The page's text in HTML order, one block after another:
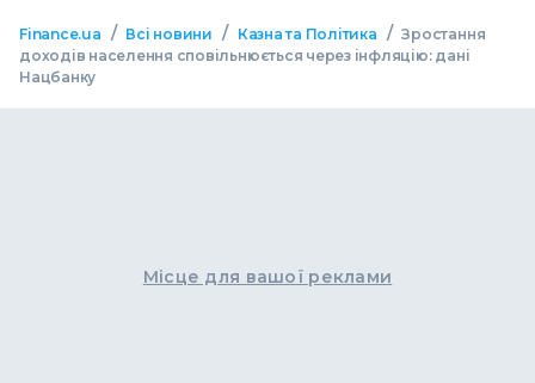
Finance.ua / Всі новини / Казна та Політика / Зростання
доходів населення сповільнюється через інфляцію: дані
Нацбанку
Місце для вашої реклами